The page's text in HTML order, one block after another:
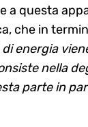
a questa
che in
energia
nella
parte in